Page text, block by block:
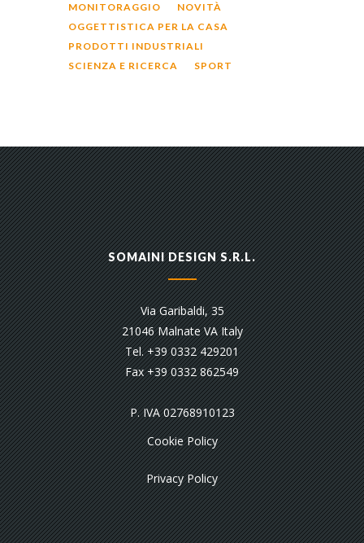
MONITORAGGIO
NOVITÀ
OGGETTISTICA PER LA CASA
PRODOTTI INDUSTRIALI
SCIENZA E RICERCA
SPORT
SOMAINI DESIGN S.R.L.
Via Garibaldi, 35
21046 Malnate VA Italy
Tel. +39 0332 429201
Fax +39 0332 862549
P. IVA 02768910123
Cookie Policy
Privacy Policy